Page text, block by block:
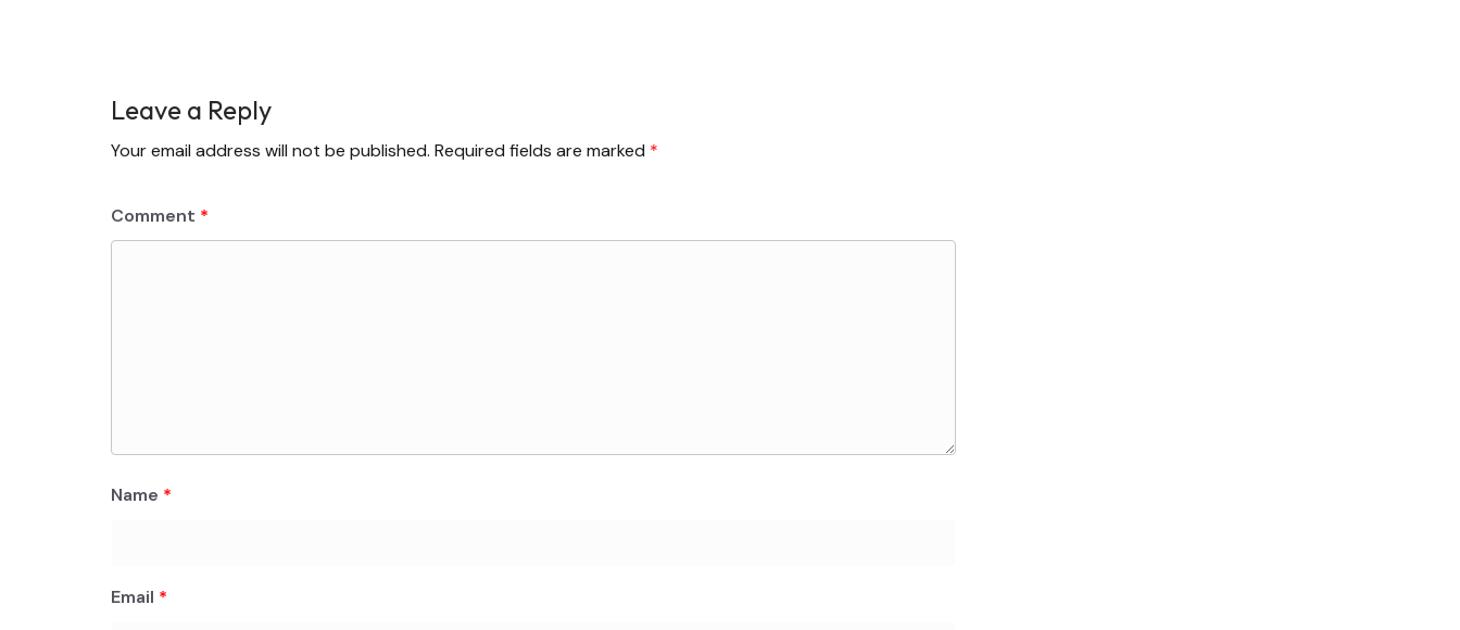
Leave a Reply
Your email address will not be published. Required fields are marked *
Comment *
Name *
Email *